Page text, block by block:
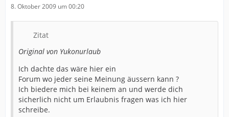
8. Oktober 2009 um 00:20
Zitat
Original von Yukonurlaub
Ich dachte das wäre hier ein
Forum wo jeder seine Meinung äussern kann ?
Ich biedere mich bei keinem an und werde dich
sicherlich nicht um Erlaubnis fragen was ich hier
schreibe.